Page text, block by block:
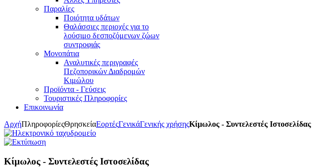
Παραλίες
Ποιότητα υδάτων
Θαλάσσιες περιοχές για το
λούσιμο δεσποζόμενων ζώων
συντροφιάς
Μονοπάτια
Αναλυτικές περιγραφές
Πεζοπορικών Διαδρομών
Κιμώλου
Προϊόντα - Γεύσεις
Τουριστικές Πληροφορίες
Επικοινωνία
ΑρχήΠληροφορίεςΘρησκείαΕορτέςΓενικάΓενικής χρήσηςΚίμωλος - Συντελεστές Ιστοσελίδας
Κίμωλος - Συντελεστές Ιστοσελίδας